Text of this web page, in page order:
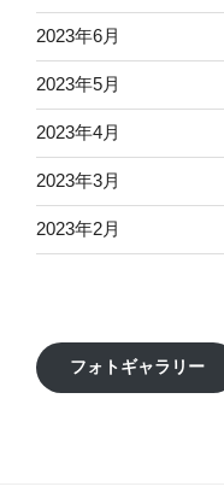
2023年6月
2023年5月
2023年4月
2023年3月
2023年2月
フォトギャラリー